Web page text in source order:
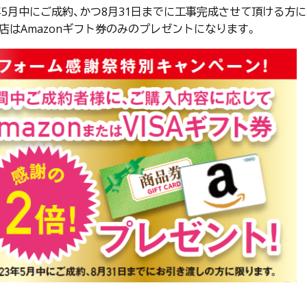
中にご成約、かつ8月31日までに工事完成させて頂ける方に
はAmazonギフト券のみのプレゼントになります。